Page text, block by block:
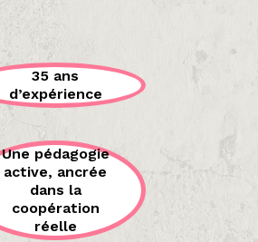
35 ans
d’expérience
Une pédagogie
active, ancrée
dans la
coopération
réelle